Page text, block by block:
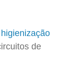
higienização
de